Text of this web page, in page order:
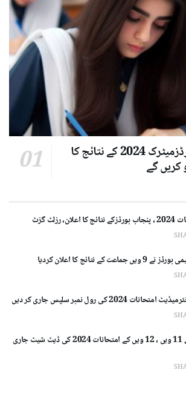
پنجاب، تعلیمی بورڈزمیٹرک 2024 کے نتائج کا
گزٹ
کے نتائج کا اعلان کردیا
2024 کی رول نمبر سلپس جاری کر دیں
فیڈرل بورڈ نے 11 ویں ، 12 ویں کے امتحانات 2024 کی ڈیٹ شیٹ جاری